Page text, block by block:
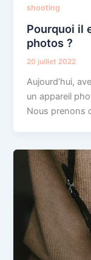
shooting
Pourquoi il
photos ?
20 juillet 2022
Aujourd’hui,
un appareil
Nous prenons